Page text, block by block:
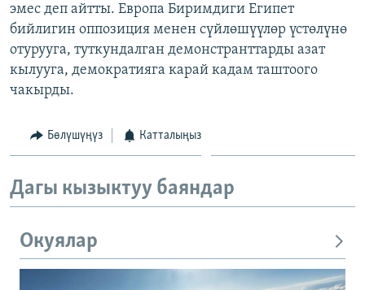
ЭЕ/АРнун бардык сайттары
эмес деп айтты. Европа Биримдиги Египет
бийлигин оппозиция менен сүйлөшүүлөр үстөлүнө
отурууга, туткундалган демонстранттарды азат
кылууга, демократияга карай кадам таштоого
чакырды.
Бөлүшүңүз Катталыңыз
Дагы кызыктуу баяндар
Окуялар